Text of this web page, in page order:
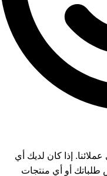
إذا كان لديك أي
أو أي منتجات